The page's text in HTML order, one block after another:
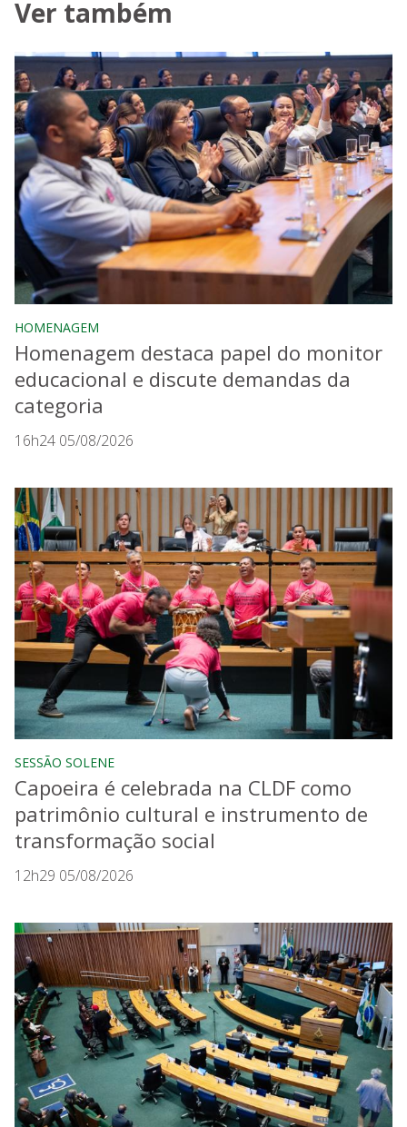
Ver também
HOMENAGEM
Homenagem destaca papel do monitor
educacional e discute demandas da
categoria
16h24 05/08/2026
SESSÃO SOLENE
Capoeira é celebrada na CLDF como
patrimônio cultural e instrumento de
transformação social
12h29 05/08/2026